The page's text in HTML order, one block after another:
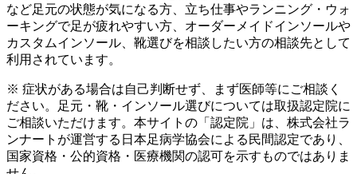
など足元の状態が気になる方、立ち仕事やランニング・ウォ
ーキングで足が疲れやすい方、オーダーメイドインソールや
カスタムインソール、靴選びを相談したい方の相談先として
利用されています。
※ 症状がある場合は自己判断せず、まず医師等にご相談く
ださい。足元・靴・インソール選びについては取扱認定院に
ご相談いただけます。本サイトの「認定院」は、株式会社ラ
ンナートが運営する日本足病学協会による民間認定であり、
国家資格・公的資格・医療機関の認可を示すものではありま